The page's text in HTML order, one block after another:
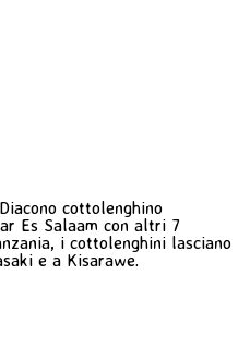
cottolenghino
Es Salaam con altri 7
i cottolenghini lasciano
e a Kisarawe.